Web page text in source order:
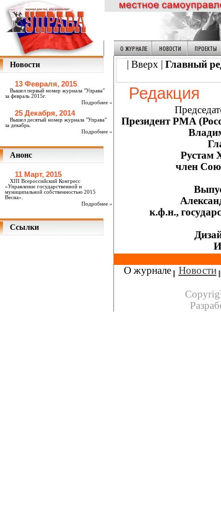
Новости
13 Февраля, 2015
Вышел первый номер журнала "Управа"
за февраль 2015г.
Подробнее »
25 Декабря, 2014
Вышел десятый номер журнала "Управа"
за декабрь.
Подробнее »
Анонс
11 Март, 2015
ХIII Всероссийский Конгресс
«Управление государственной и
муниципальной собственностью 2015
Весна».
Подробнее »
Ссылки
| Вверх | Главный
Редакция
Президент РМА
Рустам
член
к.ф.н.,
О журнале Новости